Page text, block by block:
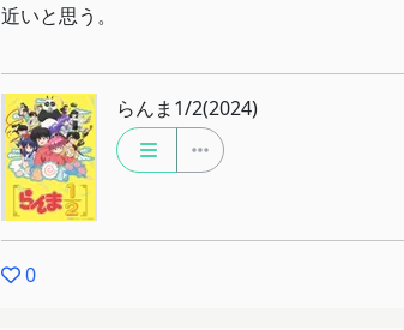
近いと思う。
らんま1/2(2024)
0